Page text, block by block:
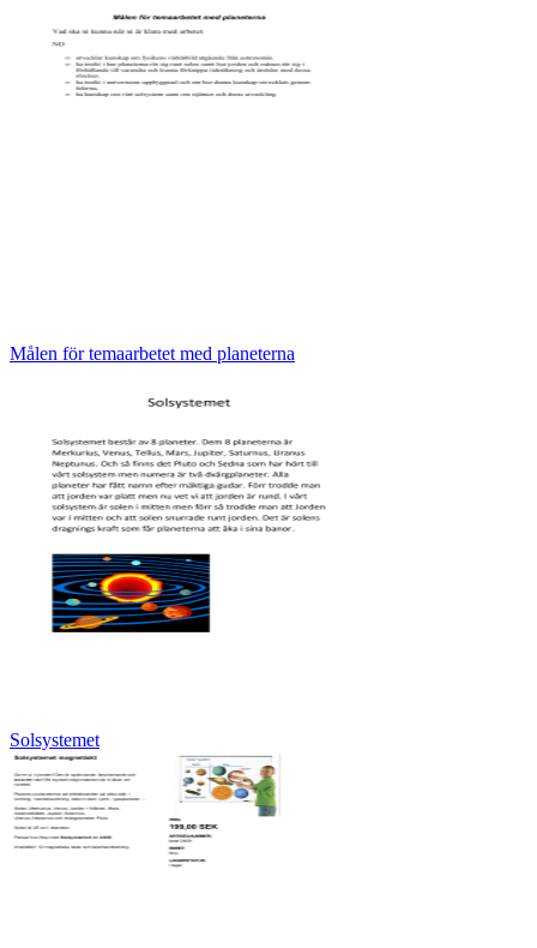
Målen för temaarbetet med planeterna
Solsystemet